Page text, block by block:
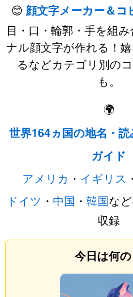
😊 顔文字メーカー＆コ
目・口・輪郭・手を組
ナル顔文字が作れる！
るなどカテゴリ別の
も。
🌍
世界164ヵ国の地名・
ガイド
アメリカ ・ イギリス ・
ドイツ ・ 中国 ・ 韓国な
収録
今日は何